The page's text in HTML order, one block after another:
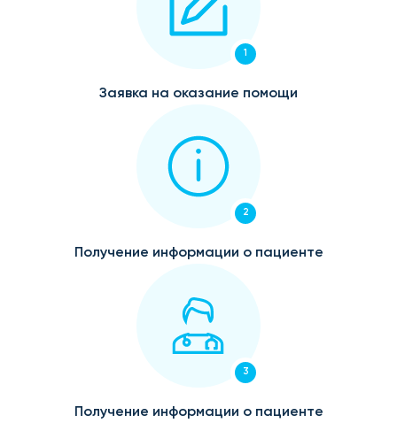
1
Заявка на оказание помощи
2
Получение информации о пациенте
3
Получение информации о пациенте